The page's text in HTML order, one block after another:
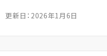
更新日：2026年1月6日